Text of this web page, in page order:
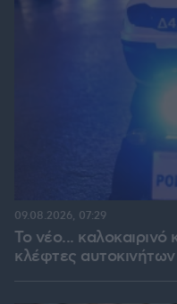
Το νέο...
κλέφτες
09.08.2026, 07:29